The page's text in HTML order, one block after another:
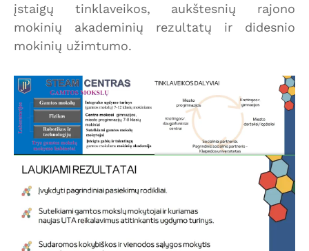
įstaigų tinklaveikos, aukštesnių rajono
mokinių akademinių rezultatų ir didesnio
mokinių užimtumo.